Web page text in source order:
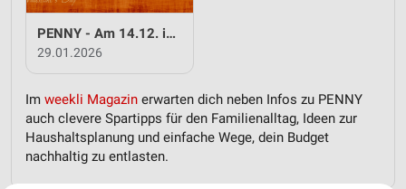
PENNY - Am 14.12. ist Valentinstag
29.01.2026
Im weekli Magazin erwarten dich neben Infos zu PENNY
auch clevere Spartipps für den Familienalltag, Ideen zur
Haushaltsplanung und einfache Wege, dein Budget
nachhaltig zu entlasten.